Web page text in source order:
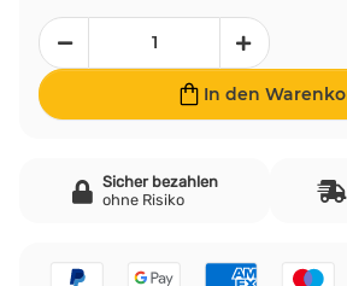
In den
Sicher bezahlen
ohne Risiko